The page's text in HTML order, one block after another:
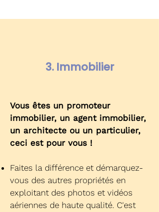
3. Immobilier
Vous êtes un promoteur
immobilier, un agent immobilier,
un architecte ou un particulier,
ceci est pour vous !
Faites la différence et démarquez-
vous des autres propriétés en
exploitant des photos et vidéos
aériennes de haute qualité. C'est